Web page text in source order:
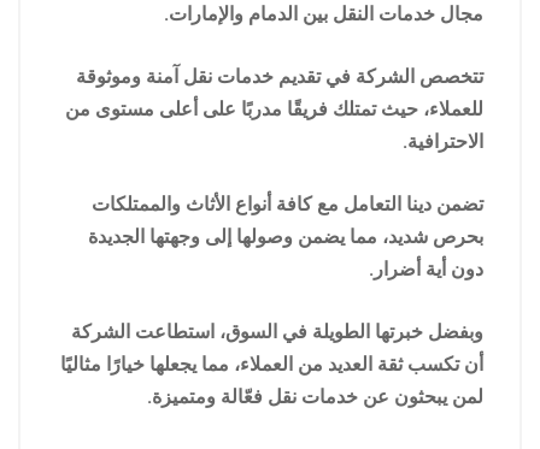
مجال خدمات النقل بين الدمام والإمارات.
تتخصص الشركة في تقديم خدمات نقل آمنة وموثوقة
للعملاء، حيث تمتلك فريقًا مدربًا على أعلى مستوى من
الاحترافية.
تضمن دينا التعامل مع كافة أنواع الأثاث والممتلكات
بحرص شديد، مما يضمن وصولها إلى وجهتها الجديدة
دون أية أضرار.
وبفضل خبرتها الطويلة في السوق، استطاعت الشركة
أن تكسب ثقة العديد من العملاء، مما يجعلها خيارًا مثاليًا
لمن يبحثون عن خدمات نقل فعّالة ومتميزة.